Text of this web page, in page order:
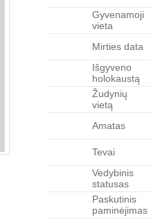
Gyvenamoji
vieta
Mirties data
Išgyveno
holokaustą
Žudynių
vietą
Amatas
Tevai
Vedybinis
statusas
Paskutinis
paminėjimas